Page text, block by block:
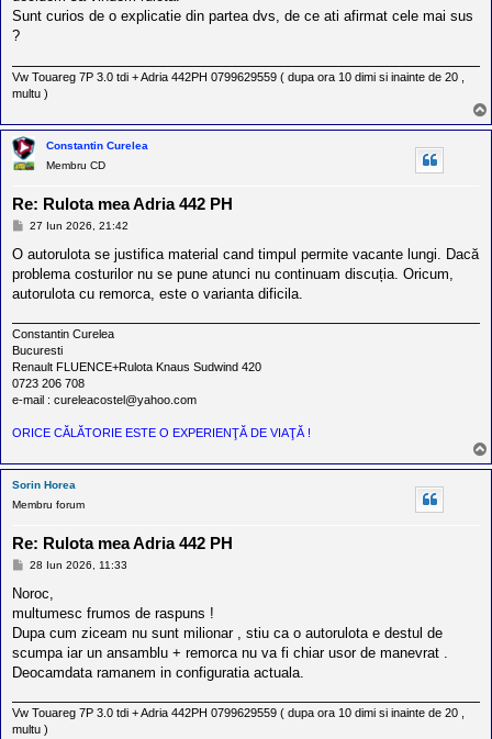
Sunt curios de o explicatie din partea dvs, de ce ati afirmat cele mai sus
?
Vw Touareg 7P 3.0 tdi + Adria 442PH 0799629559 ( dupa ora 10 dimi si inainte de 20 ,
multu )
Constantin Curelea
Membru CD
Re: Rulota mea Adria 442 PH
M
s
j
27 Iun 2026, 21:42
O autorulota se justifica material cand timpul permite vacante lungi. Dacă
problema costurilor nu se pune atunci nu continuam discuția. Oricum,
autorulota cu remorca, este o varianta dificila.
Constantin Curelea
Bucuresti
Renault FLUENCE+Rulota Knaus Sudwind 420
0723 206 708
e-mail : cureleacostel@yahoo.com
ORICE CĂLĂTORIE ESTE O EXPERIENŢĂ DE VIAŢĂ !
Sorin Horea
Membru forum
Re: Rulota mea Adria 442 PH
M
s
j
28 Iun 2026, 11:33
Noroc,
multumesc frumos de raspuns !
Dupa cum ziceam nu sunt milionar , stiu ca o autorulota e destul de
scumpa iar un ansamblu + remorca nu va fi chiar usor de manevrat .
Deocamdata ramanem in configuratia actuala.
Vw Touareg 7P 3.0 tdi + Adria 442PH 0799629559 ( dupa ora 10 dimi si inainte de 20 ,
multu )